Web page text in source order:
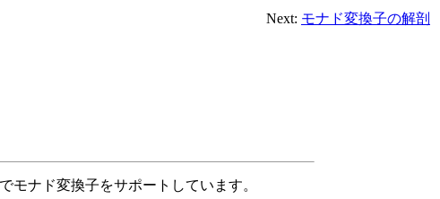
Next: モナド変換子の解剖
モナド変換子をサポートしています。